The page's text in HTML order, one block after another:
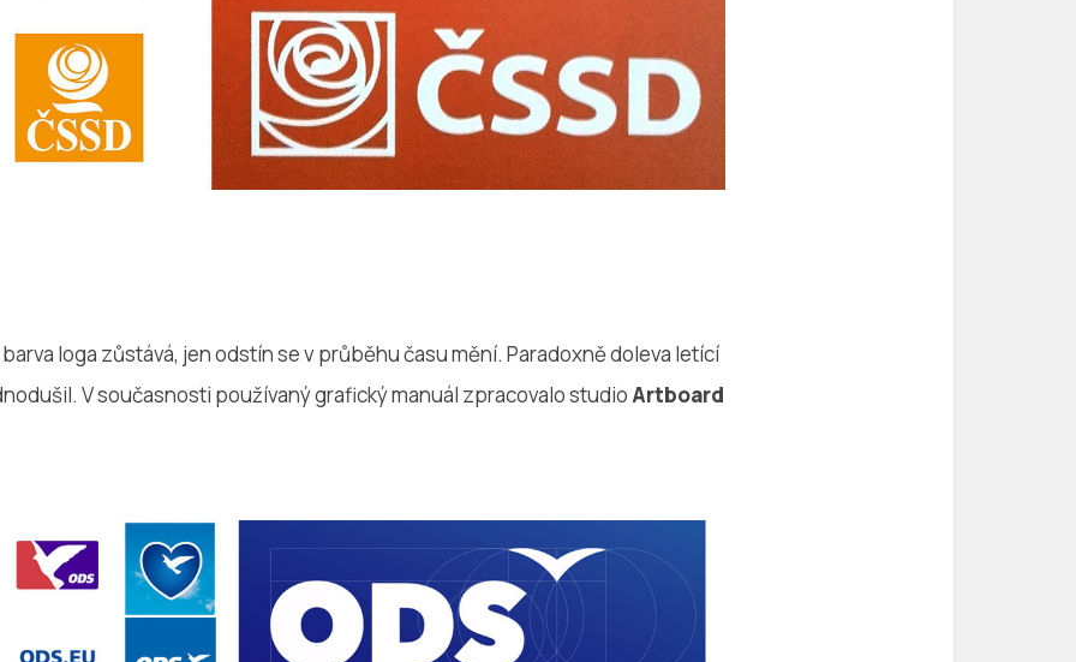
loga zůstává, jen odstín se v průběhu času mění. Paradoxně doleva letící
V současnosti používaný grafický manuál zpracovalo studio Artboard